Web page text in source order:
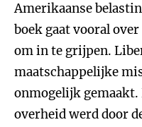
Amerikaanse
boek gaat vooral
om in te grijpen.
maatschappelijke
onmogelijk
overheid werd door